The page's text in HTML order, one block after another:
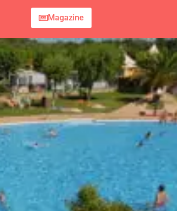
Magazine